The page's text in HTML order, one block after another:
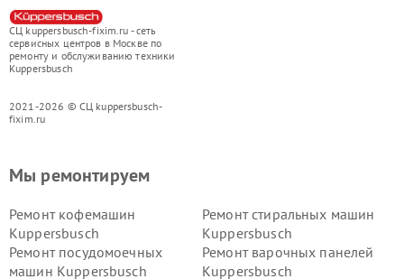
СЦ kuppersbusch-fixim.ru - сеть
сервисных центров в Москве по
ремонту и обслуживанию техники
Kuppersbusch
2021-2026 © СЦ kuppersbusch-
fixim.ru
Мы ремонтируем
Ремонт кофемашин
Kuppersbusch
Ремонт стиральных машин
Kuppersbusch
Ремонт посудомоечных
машин Kuppersbusch
Ремонт варочных панелей
Kuppersbusch